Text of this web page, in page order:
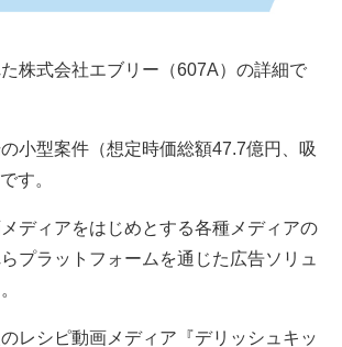
株式会社エブリー（607A）の詳細で
小型案件（想定時価総額47.7億円、吸
す。
ディアをはじめとする各種メディアの
プラットフォームを通じた広告ソリュ
レシピ動画メディア『デリッシュキッ